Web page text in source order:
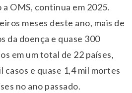
OMS, continua em 2025.
meses deste ano, mais de
da doença e quase 300
em um total de 22 países,
casos e quase 1,4 mil mortes
no ano passado.